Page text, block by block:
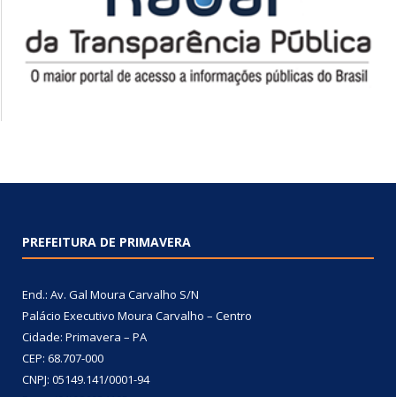
PREFEITURA DE PRIMAVERA
End.: Av. Gal Moura Carvalho S/N
Palácio Executivo Moura Carvalho – Centro
Cidade: Primavera – PA
CEP: 68.707-000
CNPJ: 05149.141/0001-94